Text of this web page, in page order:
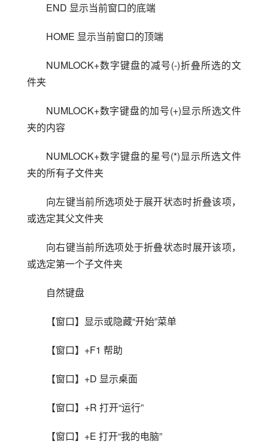
END 显示当前窗口的底端
HOME 显示当前窗口的顶端
NUMLOCK+数字键盘的减号(-)折叠所选的文
件夹
NUMLOCK+数字键盘的加号(+)显示所选文件
夹的内容
NUMLOCK+数字键盘的星号(*)显示所选文件
夹的所有子文件夹
向左键当前所选项处于展开状态时折叠该项，
或选定其父文件夹
向右键当前所选项处于折叠状态时展开该项，
或选定第一个子文件夹
自然键盘
【窗口】显示或隐藏“开始”菜单
【窗口】+F1 帮助
【窗口】+D 显示桌面
【窗口】+R 打开“运行”
【窗口】+E 打开“我的电脑”